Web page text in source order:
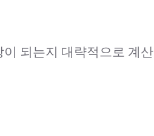
되는지 대략적으로 계산